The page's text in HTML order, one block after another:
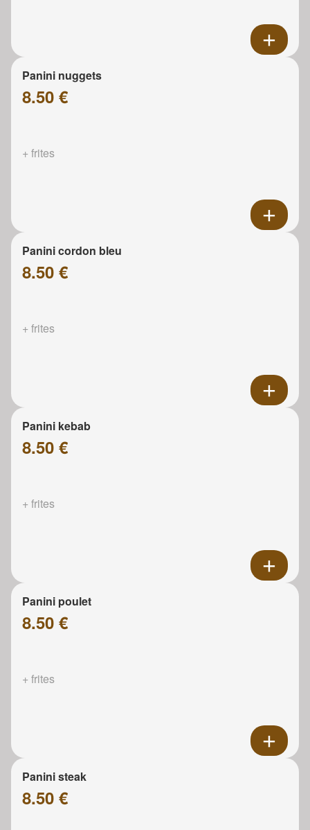
Panini nuggets
8.50 €
+ frites
Panini cordon bleu
8.50 €
+ frites
Panini kebab
8.50 €
+ frites
Panini poulet
8.50 €
+ frites
Panini steak
8.50 €